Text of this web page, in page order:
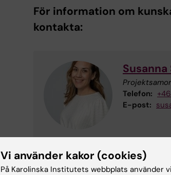
För information om
kontakta:
Telefon:
E-post:
För övriga kunskapsprov,
Vi använder kakor (cookies)
På Karolinska Institutets webbplats använder